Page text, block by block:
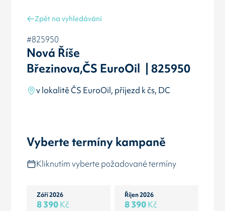
Zpět na vyhledávání
#825950
Nová Říše
Březinova,ČS EuroOil | 825950
v lokalitě ČS EuroOil, příjezd k čs, DC
Vyberte termíny kampaně
Kliknutím vyberte požadované termíny
Září 2026
8 390Kč
Říjen 2026
8 390Kč